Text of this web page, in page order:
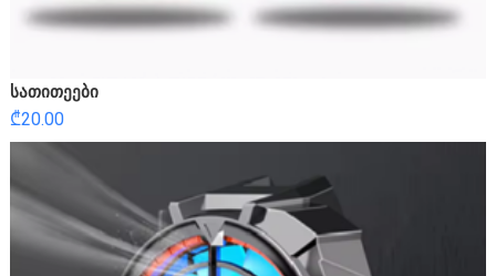
სათითეები
₾20.00